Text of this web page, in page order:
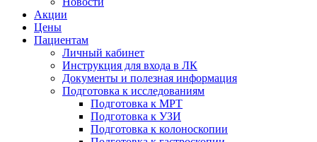
Акции
Цены
Пациентам
Личный кабинет
Инструкция для входа в ЛК
Документы и полезная информация
Подготовка к исследованиям
Подготовка к МРТ
Подготовка к УЗИ
Подготовка к колоноскопии